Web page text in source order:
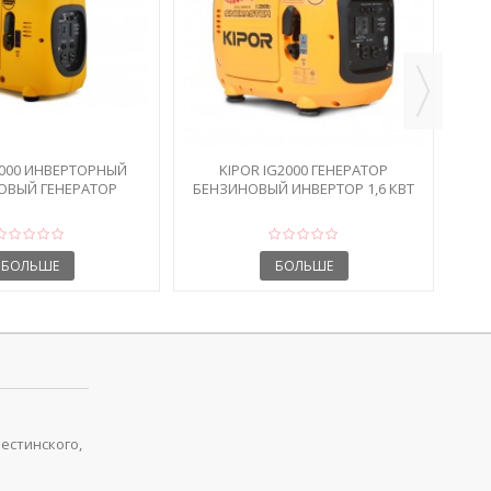
ИНВЕРТОРНЫЙ
ГЕНЕРАТОР
БОЛЬШЕ
KIPOR IG2000 ГЕНЕРАТОР
БЕНЗИНОВЫЙ ИНВЕРТОР 1,6 КВТ
БОЛЬШЕ